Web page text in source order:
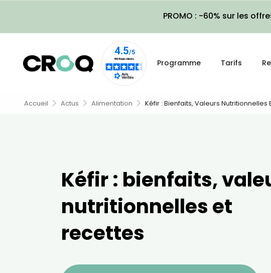
PROMO : -60% sur les
Programme Tarifs
Accueil Actus Alimentation Kéfir : Bienfaits, Valeurs Nutritionnelles
Kéfir : bienfaits,
nutritionnelles et
recettes